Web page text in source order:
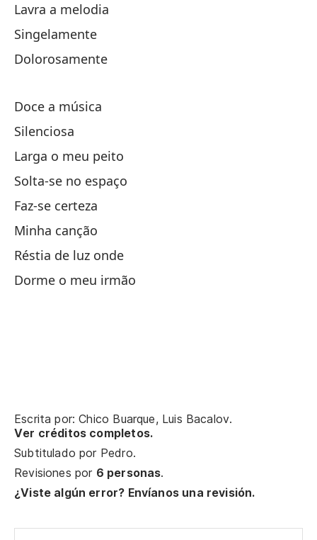
Lavra a melodia
Singelamente
Dolorosamente
Doce a música
Silenciosa
Larga o meu peito
Solta-se no espaço
Faz-se certeza
Minha canção
Réstia de luz onde
Dorme o meu irmão
Escrita por: Chico Buarque, Luis Bacalov.
Ver créditos completos.
Subtitulado por Pedro.
Revisiones por 6 personas.
¿Viste algún error? Envíanos una revisión.